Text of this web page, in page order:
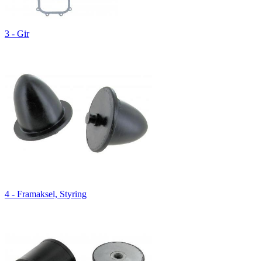
3 - Gir
4 - Framaksel, Styring